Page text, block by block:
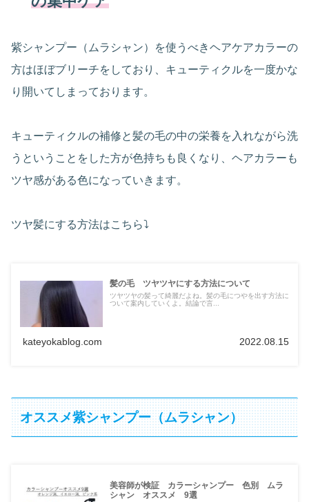
紫シャンプー（ムラシャン）を使うべきヘアケアカラーの
方はほぼブリーチをしており、キューティクルを一度かな
り開いてしまっております。
キューティクルの補修と髪の毛の中の栄養を入れながら洗
うということをした方が色持ちも良くなり、ヘアカラーも
ツヤ感がある色になっていきます。
ツヤ髪にする方法はこちら⤵
髪の毛 ツヤツヤにする方法について
ツヤツヤの髪って綺麗だよね。髪の毛につやを出す方法に
ついて案内していくよ。結論で言...
kateyokablog.com 2022.08.15
オススメ紫シャンプー（ムラシャン）
美容師が検証 カラーシャンプー 色別 ムラ
シャン オススメ 9選